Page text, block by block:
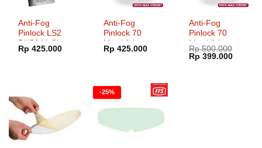
Anti-Fog
Pinlock LS2
DKS041 Clear
Rp 425.000
Anti-Fog
Pinlock 70
Max Vision
LS2 FF320
Rp 425.000
Anti-Fog
Pinlock 70
Max Vision
LS2 FF323
Arrow Series
Rp500.000
Harga
aslinya
Rp 399.000Harga
-25%